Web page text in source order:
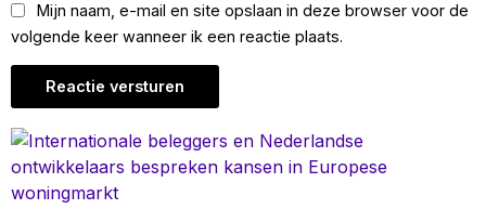
Mijn naam, e-mail en site opslaan in deze browser voor de
volgende keer wanneer ik een reactie plaats.